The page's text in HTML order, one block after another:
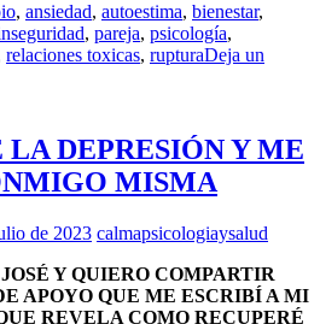
, ansiedad, autoestima, bienestar,
, pareja, psicología,
relaciones toxicas, rupturaDeja un
LA DEPRESIÓN Y ME
MISMA
de 2023 calmapsicologiaysalud
Y QUIERO COMPARTIR
APOYO QUE ME ESCRIBÍ A MI
REVELA COMO RECUPERÉ